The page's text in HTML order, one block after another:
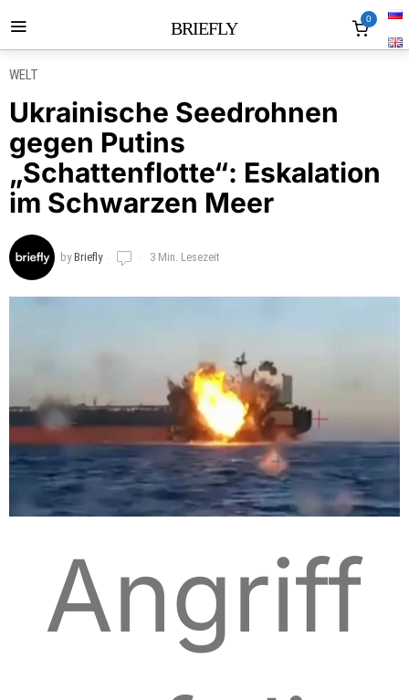
BRIEFLY 0
WELT
Ukrainische Seedrohnen
gegen Putins
„Schattenflotte“: Eskalation
im Schwarzen Meer
byBriefly 3 Min. Lesezeit
Angriff